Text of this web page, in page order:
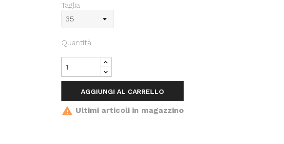
Taglia
Quantità
AGGIUNGI AL CARRELLO
 Ultimi articoli in magazzino